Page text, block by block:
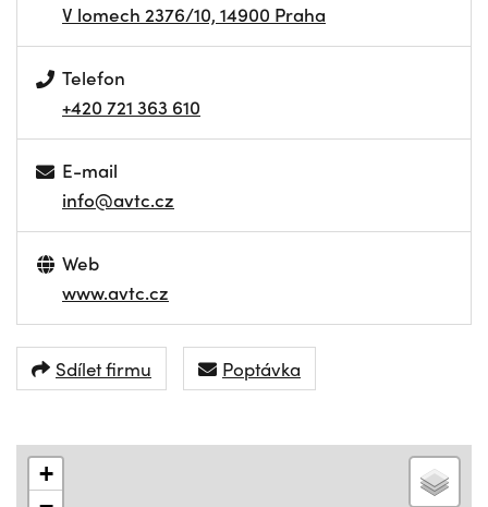
V lomech 2376/10, 14900 Praha
Telefon
+420 721 363 610
E-mail
info@avtc.cz
Web
www.avtc.cz
Sdílet firmu Poptávka
+